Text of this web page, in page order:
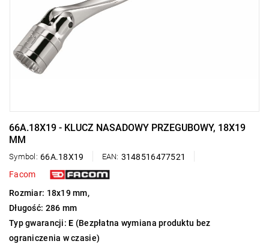
66A.18X19 - KLUCZ NASADOWY PRZEGUBOWY, 18X19
MM
Symbol: 66A.18X19 EAN: 3148516477521
Facom
Rozmiar: 18x19 mm,
Długość: 286 mm
Typ gwarancji:E (Bezpłatna wymiana produktu bez
ograniczenia w czasie)